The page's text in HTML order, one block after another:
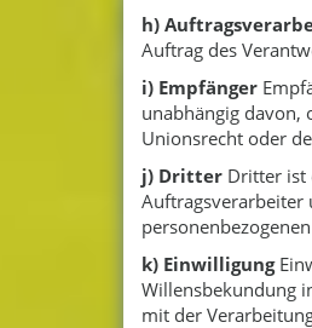
h)
Auftrag des
i) Empfänger
unabhängig davon,
Unionsrecht oder
j) Dritter Dritter ist
Auftragsverarbeiter
k) Einwilligung
Willensbekundung
mit der